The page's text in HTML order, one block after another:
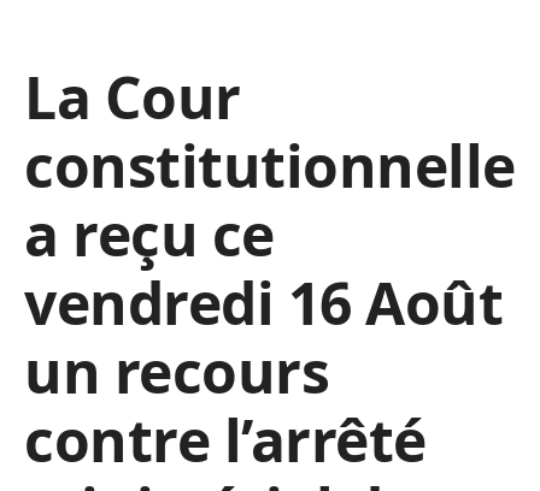
La Cour
constitutionnelle
a reçu ce
vendredi 16 Août
un recours
contre l’arrêté